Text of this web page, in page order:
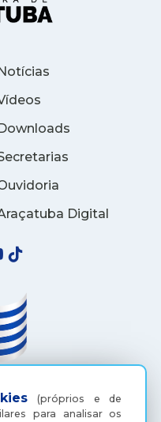
(próprios e de
para analisar os
Digital
6500